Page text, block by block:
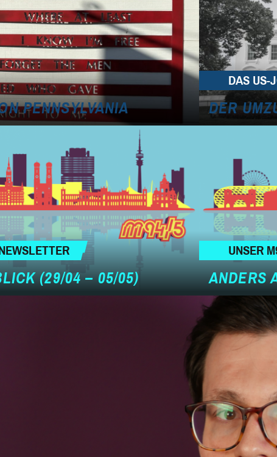
PENNSYLVANIA
DAS US-
DER
(29/04 – 05/05)
UNSER
ANDERS